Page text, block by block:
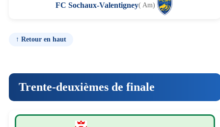
FC Sochaux-Valentigney( Am)
↑ Retour en haut
Trente-deuxièmes de finale